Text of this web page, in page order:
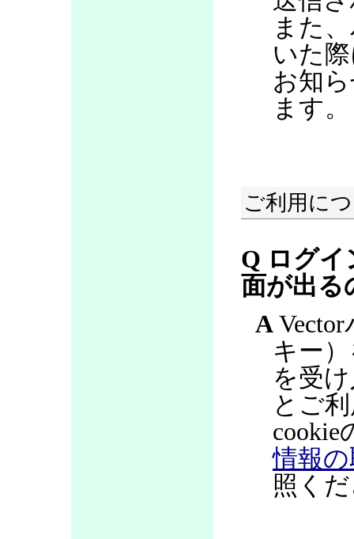
また
いた
お知
ます。
ご利用に
Q ログ
面が出る
A
キー
を受
とご
cookie
情報
照く